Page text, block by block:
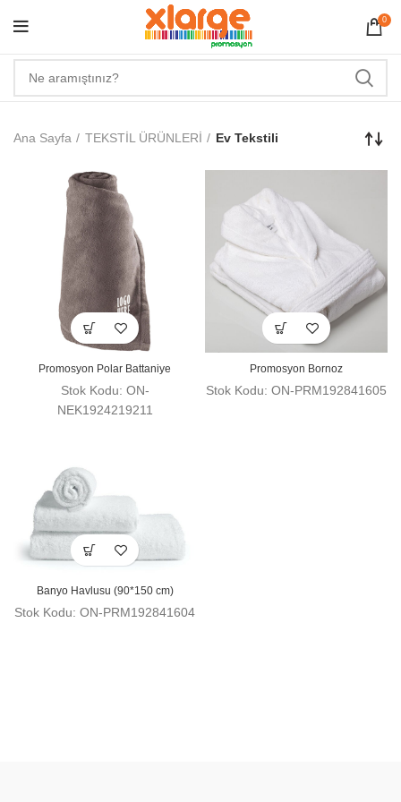
0
Ana Sayfa TEKSTİL ÜRÜNLERİ Ev Tekstili
Promosyon Polar Battaniye
Stok Kodu: ON-
NEK1924219211
Promosyon Bornoz
Stok Kodu: ON-PRM192841605
Banyo Havlusu (90*150 cm)
Stok Kodu: ON-PRM192841604